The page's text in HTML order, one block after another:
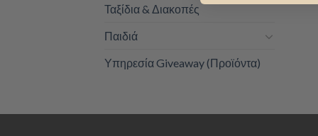
Ταξίδια & Διακοπές
Παιδιά
Υπηρεσία Giveaway (Προϊόντα)